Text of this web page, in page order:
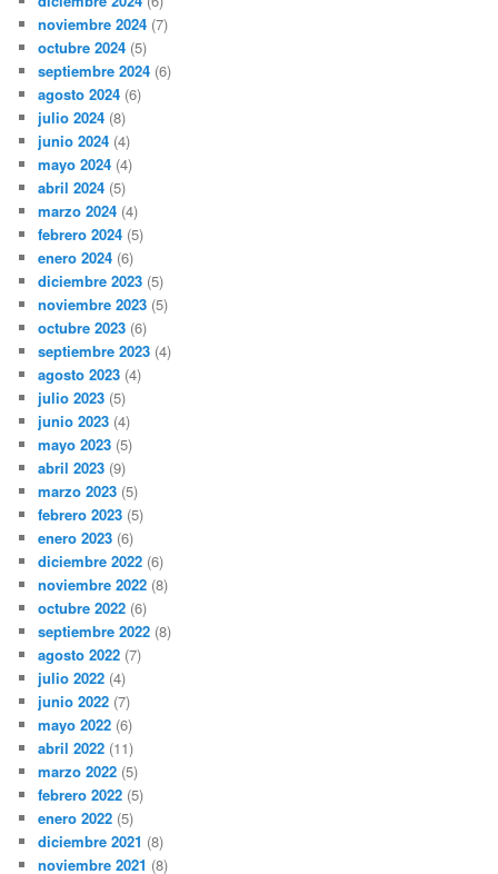
noviembre 2024 (7)
octubre 2024 (5)
septiembre 2024 (6)
agosto 2024 (6)
julio 2024 (8)
junio 2024 (4)
mayo 2024 (4)
abril 2024 (5)
marzo 2024 (4)
febrero 2024 (5)
enero 2024 (6)
diciembre 2023 (5)
noviembre 2023 (5)
octubre 2023 (6)
septiembre 2023 (4)
agosto 2023 (4)
julio 2023 (5)
junio 2023 (4)
mayo 2023 (5)
abril 2023 (9)
marzo 2023 (5)
febrero 2023 (5)
enero 2023 (6)
diciembre 2022 (6)
noviembre 2022 (8)
octubre 2022 (6)
septiembre 2022 (8)
agosto 2022 (7)
julio 2022 (4)
junio 2022 (7)
mayo 2022 (6)
abril 2022 (11)
marzo 2022 (5)
febrero 2022 (5)
enero 2022 (5)
diciembre 2021 (8)
noviembre 2021 (8)